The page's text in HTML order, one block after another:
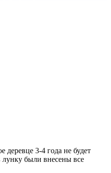
деревце 3-4 года не будет
лунку были внесены все